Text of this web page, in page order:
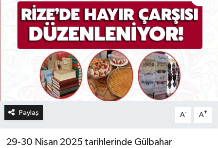
Paylaş A- A+
29-30 Nisan 2025 tarihlerinde Gülbahar